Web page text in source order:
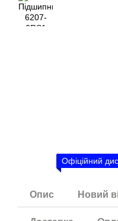
Офіційний
Опис Новий